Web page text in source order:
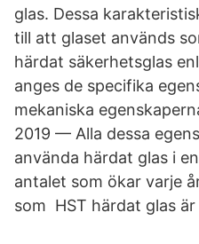
glas. Dessa
till att glaset används
härdat säkerhetsglas
anges de specifika
mekaniska
2019 — Alla dessa
använda härdat glas i
antalet som ökar varje
som HST härdat glas är